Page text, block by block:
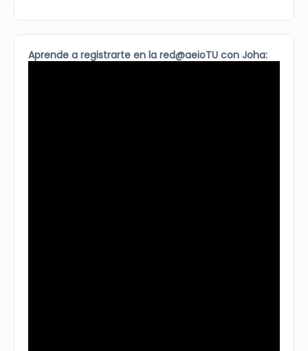
Aprende a registrarte en la red@aeioTU con Joha: